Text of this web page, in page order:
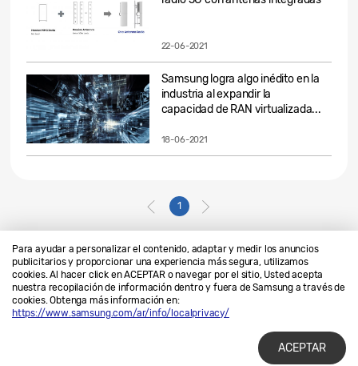
Para ayudar a personalizar el contenido, adaptar y medir los anuncios
publicitarios y proporcionar una experiencia más segura, utilizamos
cookies. Al hacer click en ACEPTAR o navegar por el sitio, Usted acepta
nuestra recopilación de información dentro y fuera de Samsung a través de
cookies. Obtenga más información en:
https://www.samsung.com/ar/info/localprivacy/
ACEPTAR
22-06-2021
Samsung logra algo inédito en la
industria al expandir la
capacidad de RAN virtualizada...
18-06-2021
1
Contáctanos
SAMSUNG.COM
Privacidad